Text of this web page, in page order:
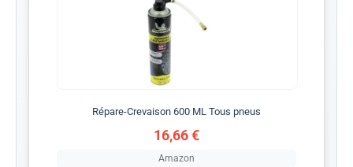
Répare-Crevaison 600 ML Tous pneus
16,66 €
Amazon